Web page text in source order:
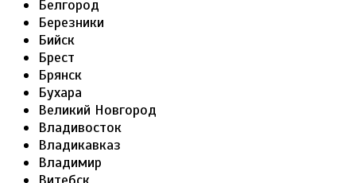
Белгород
Березники
Бийск
Брест
Брянск
Бухара
Великий Новгород
Владивосток
Владикавказ
Владимир